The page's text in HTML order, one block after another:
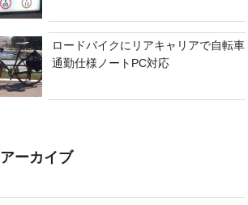
ロードバイクにリアキャリアで自転車
通勤仕様ノートPC対応
アーカイブ